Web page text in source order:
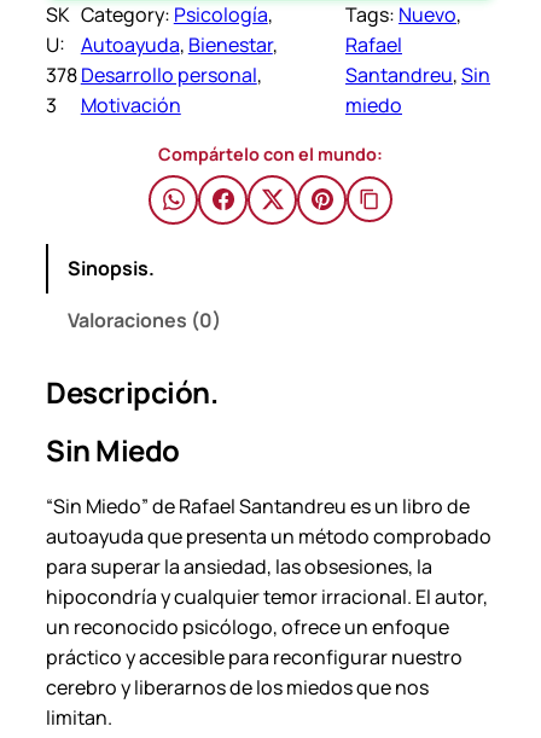
e
d
o
–
a
l
n
a
d
r
e
u
.
c
a
n
SK
U:
378
3
Category: Psicología
Autoayuda, Bienestar
Desarrollo personal
Motivación
Tags: Nuevo
Rafael
Santandreu, Sin
miedo
Compártelo con el mundo:
Sinopsis.
Valoraciones (0)
Descripción.
Sin Miedo
“Sin Miedo” de Rafael Santandreu es un libro de
autoayuda que presenta un método comprobado
para superar la ansiedad, las obsesiones, la
hipocondría y cualquier temor irracional. El autor,
un reconocido psicólogo, ofrece un enfoque
práctico y accesible para reconfigurar nuestro
cerebro y liberarnos de los miedos que nos
limitan.